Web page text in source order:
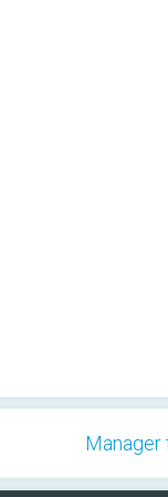
Manager